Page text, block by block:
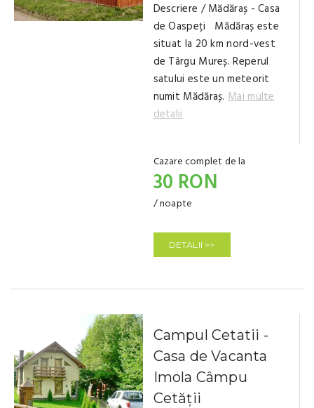
Descriere / Mădăraș - Casa
de Oaspeți Mădăraș este
situat la 20 km nord-vest
de Târgu Mureș. Reperul
satului este un meteorit
numit Mădăraș.Mai multe
detalii
Cazare complet de la
30 RON
/ noapte
DETALII >>
Campul Cetatii -
Casa de Vacanta
Imola Câmpu
Cetății